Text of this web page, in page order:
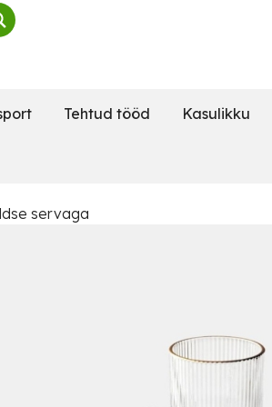
Tehtud tööd Kasulikku
servaga